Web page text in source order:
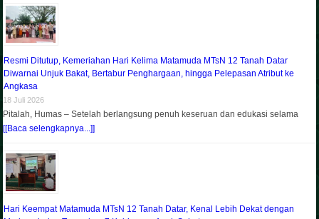
Resmi Ditutup, Kemeriahan Hari Kelima Matamuda MTsN 12 Tanah Datar
Diwarnai Unjuk Bakat, Bertabur Penghargaan, hingga Pelepasan Atribut ke
Angkasa
18 Juli 2026
Pitalah, Humas – Setelah berlangsung penuh keseruan dan edukasi selama
[[Baca selengkapnya...]]
Hari Keempat Matamuda MTsN 12 Tanah Datar, Kenal Lebih Dekat dengan